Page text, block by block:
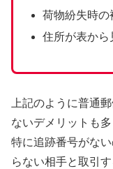
荷物紛失時の
住所が表から
上記のように普通
ないデメリットも多
特に追跡番号がな
らない相手と取引